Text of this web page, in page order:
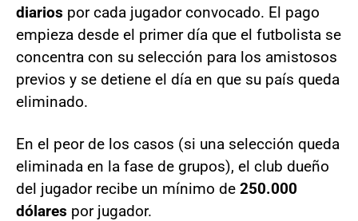
diarios por cada jugador convocado. El pago
empieza desde el primer día que el futbolista se
concentra con su selección para los amistosos
previos y se detiene el día en que su país queda
eliminado.
En el peor de los casos (si una selección queda
eliminada en la fase de grupos), el club dueño
del jugador recibe un mínimo de 250.000
dólares por jugador.